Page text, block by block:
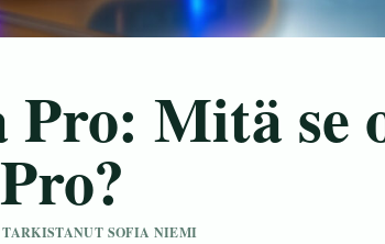
Pro: Mitä se
SOFIA NIEMI